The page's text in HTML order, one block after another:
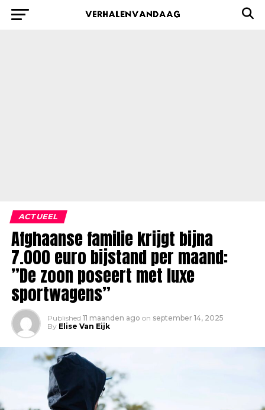
ACTUEEL
Afghaanse familie krijgt bijna
7.000 euro bijstand per maand:
”De zoon poseert met luxe
sportwagens”
Published 11 maanden ago on september 14, 2025
By Elise Van Eijk